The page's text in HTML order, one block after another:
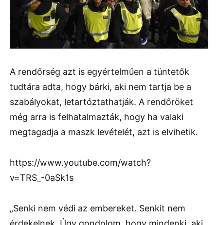
A rendőrség azt is egyértelműen a tüntetők
tudtára adta, hogy bárki, aki nem tartja be a
szabályokat, letartóztathatják. A rendőröket
még arra is felhatalmazták, hogy ha valaki
megtagadja a maszk levételét, azt is elvihetik.
https://www.youtube.com/watch?
v=TRS_-0aSk1s
„Senki nem védi az embereket. Senkit nem